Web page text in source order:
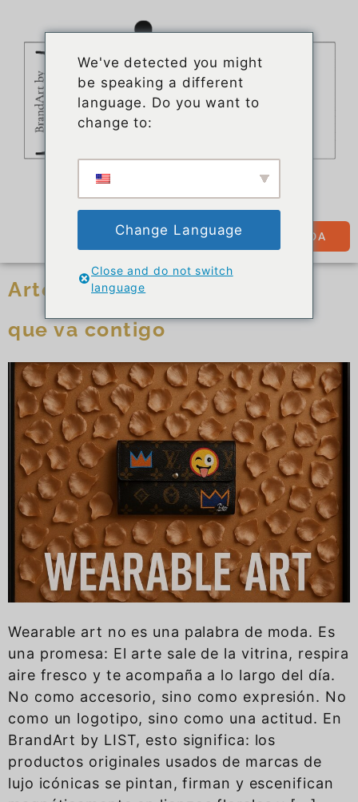
TIENDA
Arte para llevar puesto: arte
que va contigo
Wearable art no es una palabra de moda. Es
una promesa: El arte sale de la vitrina, respira
aire fresco y te acompaña a lo largo del día.
No como accesorio, sino como expresión. No
como un logotipo, sino como una actitud. En
BrandArt by LIST, esto significa: los
productos originales usados de marcas de
lujo icónicas se pintan, firman y escenifican
We've detected you might
be speaking a different
language. Do you want to
change to:
Change Language
Close and do not switch
language